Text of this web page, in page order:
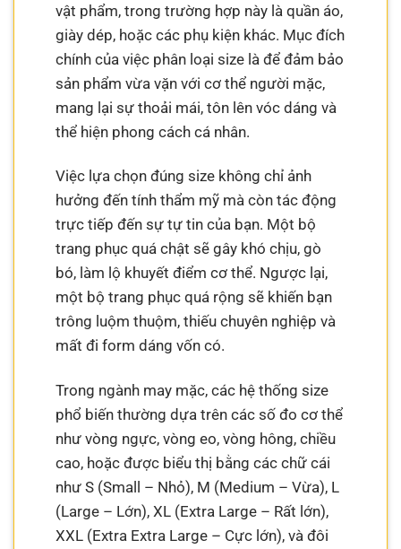
vật phẩm, trong trường hợp này là quần áo,
giày dép, hoặc các phụ kiện khác. Mục đích
chính của việc phân loại size là để đảm bảo
sản phẩm vừa vặn với cơ thể người mặc,
mang lại sự thoải mái, tôn lên vóc dáng và
thể hiện phong cách cá nhân.
Việc lựa chọn đúng size không chỉ ảnh
hưởng đến tính thẩm mỹ mà còn tác động
trực tiếp đến sự tự tin của bạn. Một bộ
trang phục quá chật sẽ gây khó chịu, gò
bó, làm lộ khuyết điểm cơ thể. Ngược lại,
một bộ trang phục quá rộng sẽ khiến bạn
trông luộm thuộm, thiếu chuyên nghiệp và
mất đi form dáng vốn có.
Trong ngành may mặc, các hệ thống size
phổ biến thường dựa trên các số đo cơ thể
như vòng ngực, vòng eo, vòng hông, chiều
cao, hoặc được biểu thị bằng các chữ cái
như S (Small – Nhỏ), M (Medium – Vừa), L
(Large – Lớn), XL (Extra Large – Rất lớn),
XXL (Extra Extra Large – Cực lớn), và đôi